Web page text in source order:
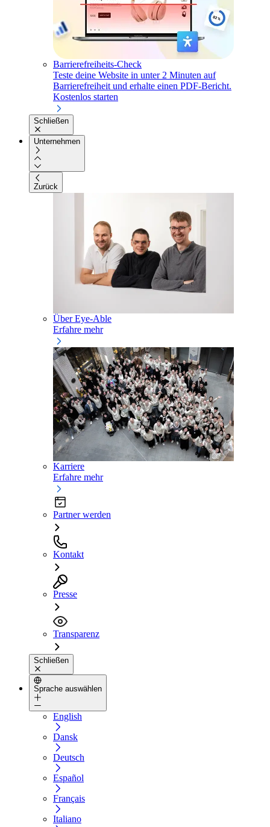
Barrierefreiheits-Check
Teste deine Website in unter 2 Minuten auf
Barrierefreiheit und erhalte einen PDF-Bericht.
Kostenlos starten
Schließen
Unternehmen
Zurück
Über Eye-Able
Erfahre mehr
Karriere
Erfahre mehr
Partner werden
Kontakt
Presse
Transparenz
Schließen
Sprache auswählen
English
Dansk
Deutsch
Español
Français
Italiano